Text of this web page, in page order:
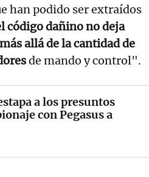
han podido ser extraídos
código dañino no deja
allá de la cantidad de
de mando y control".
a los presuntos
con Pegasus a